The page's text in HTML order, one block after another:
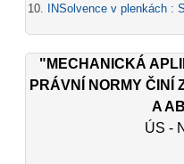
INSolvence v plenkách :
"MECHANICKÁ
PRÁVNÍ NORMY ČINÍ
A
ÚS -